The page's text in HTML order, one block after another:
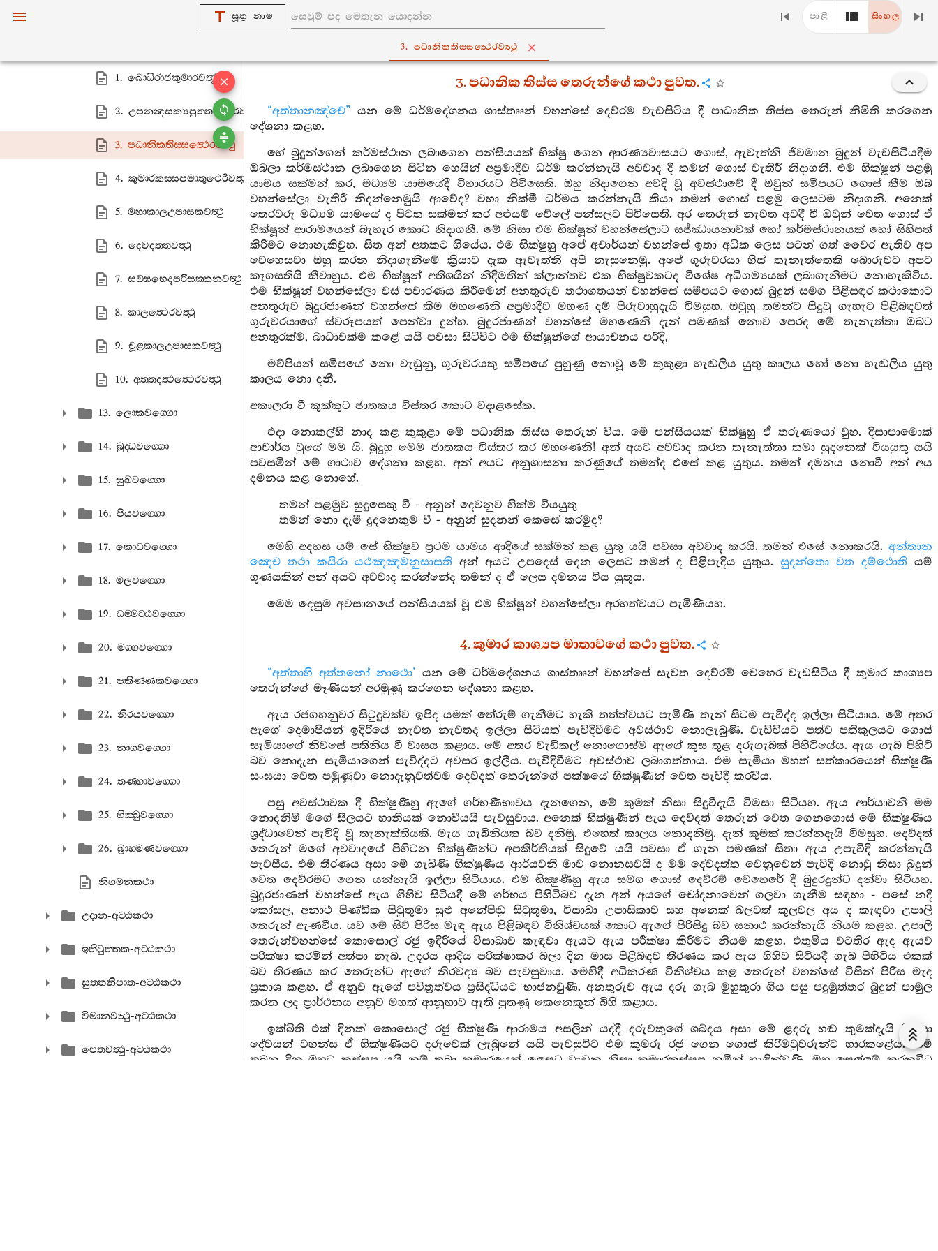
සූත්‍ර නාම පාළි සිංහල
3. පධානිකතිස‍්සත්‍ථෙරවත්‍ථු
1. බොධිරාජකුමාරවත්‍ථු
2. උපනන්‍දසක්‍යපුත‍්තත්‍ථෙරවත්‍ථු
3. පධානිකතිස‍්සත්‍ථෙරවත්‍ථු
4. කුමාරකස‍්සපමාතුථෙරීවත්‍ථු
5. මහාකාලඋපාසකවත්‍ථු
6. දෙවදත‍්තවත්‍ථු
7. සඞ‍්ඝභෙදපරිසක‍්කනවත්‍ථු
8. කාලත්‍ථෙරවත්‍ථු
9. චූළකාලඋපාසකවත්‍ථු
10. අත‍්තදත්‍ථත්‍ථෙරවත්‍ථු
13. ලොකවග‍්ගො
14. බුද‍්ධවග‍්ගො
15. සුඛවග‍්ගො
16. පියවග‍්ගො
17. කොධවග‍්ගො
18. මලවග‍්ගො
19. ධම‍්මට‍්ඨවග‍්ගො
20. මග‍්ගවග‍්ගො
21. පකිණ‍්ණකවග‍්ගො
22. නිරයවග‍්ගො
23. නාගවග‍්ගො
24. තණ‍්හාවග‍්ගො
25. භික‍්ඛුවග‍්ගො
26. බ්‍රාහ‍්මණවග‍්ගො
නිගමනකථා
උදාන-අට‍්ඨකථා
ඉතිවුත‍්තක-අට‍්ඨකථා
සුත‍්තනිපාත-අට‍්ඨකථා
විමානවත්‍ථු-අට‍්ඨකථා
පෙතවත්‍ථු-අට‍්ඨකථා
3. පධානික තිස්ස තෙරුන්ගේ කථා පුවත.
“අත්තානඤ්චෙ” යන මේ ධර්මදේශනය ශාස්තෲන් වහන්සේ දෙව්රම වැඩසිටිය දී පාධානික තිස්ස තෙරුන් නිමිති කරගෙන
දේශනා කළහ.
හේ බුදුන්ගෙන් කර්මස්ථාන ලබාගෙන පන්සියයක් භික්ෂු ගෙන ආරණ්‍යවාසයට ගොස්, ඇවැත්නි ජීවමාන බුදුන් වැඩසිටියදීම
ඔබලා කර්මස්ථාන ලබාගෙන සිටින හෙයින් අප්‍රමාදීව ධර්ම කරන්නැයි අවවාද දී තමන් ගොස් වැතිරී නිදාගනී. එම භික්ෂූන් පළමු
යාමය සක්මන් කර, මධ්‍යම යාමයේදී විහාරයට පිවිසෙති. ඔහු නිදාගෙන අවදි වූ අවස්ථාවේ දී ඔවුන් සමීපයට ගොස් කීම ඔබ
වහන්සේලා වැතිරී නිදන්නෙමුයි ආවේද? වහා නික්මී ධර්මය කරන්නැයි කියා තමන් ගොස් පළමු ලෙසටම නිදාගනී. අනෙක්
තෙරවරු මධ්‍යම යාමයේ ද පිටත සක්මන් කර අළුයම් වේලේ පන්සලට පිවිසෙති. අර තෙරුන් නැවත අවදී වී ඔවුන් වෙත ගොස් ඒ
භික්ෂූන් ආරාමයෙන් බැහැර කොට නිදාගනී. මේ නිසා එම භික්ෂූන් වහන්සේලාට සජ්‍ඣායනාවක් හෝ කර්මස්ථානයක් හෝ සිහිපත්
කිරිමට නොහැකිවුහ. සිත අන් අතකට ගියේය. එම භික්ෂුහු අපේ අචාර්යන් වහන්සේ ඉතා අධික ලෙස පටන් ගත් වෛර ඇතිව අප
වෙහෙසවා ඔහු කරන නිදාගැනීමේ ක්‍රියාව දැක ඇවැත්නි අපි නැසුනෙමු. අපේ ගුරුවරයා හිස් තැනැත්තෙකි බොරුවට අපට
කෑගසතියි කීවාහුය. එම භික්ෂූන් අතිශයින් නිදිමතින් ක්ලාන්තව එක භික්ෂුවකටද විශේෂ අධිගම්‍යයක් ලබාගැනීමට නොහැකිවිය.
එම භික්ෂූන් වහන්සේලා වස් පවාරණය කිරීමෙන් අනතුරුව තථාගතයන් වහන්සේ සමීපයට ගොස් බුදුන් සමග පිළිසඳර කථාකොට
අනතුරුව බුදුරජාණන් වහන්සේ කිම මහණෙනි අප්‍රමාදීව මහණ දම් පිරුවාහුදැයි විමසුහ. ඔවුහු තමන්ට සිදුවු ගැහැට පිළිබඳවත්
ගුරුවරයාගේ ස්වරූපයත් පෙන්වා දුන්හ. බුදුරජාණන් වහන්සේ මහණෙනි දැන් පමණක් නොව පෙරද මේ තැනැත්තා ඔබට
අනතුරක්ම, බාධාවක්ම කළේ යයි පවසා සිටිවිට එම භික්ෂූන්ගේ ආයාචනය පරිදි,
මව්පියන් සමීපයේ නො වැඩුනු, ගුරුවරයකු සමීපයේ පුහුණු නොවූ මේ කුකුළා හැඬලිය යුතු කාලය හෝ නො හැඬලිය යුතු
කාලය නො දනී.
අකාලරා වී කුක්කුට ජාතකය විස්තර කොට වදාළසේක.
එදා නොකල්හි නාද කළ කුකුළා මේ පධානික තිස්ස තෙරුන් විය. මේ පන්සියයක් භික්ෂුහු ඒ තරුණයෝ වුහ. දිසාපාමොක්
ආචාර්ය වුයේ මම යි. බුදුහු මෙම ජාතකය විස්තර කර මහණෙනි! අන් අයට අවවාද කරන තැනැත්තා තමා සුදනෙක් වියයුතු යයි
පවසමින් මේ ගාථාව දේශනා කළහ. අන් අයට අනුශාසනා කරණුයේ තමන්ද එසේ කළ යුතුය. තමන් දමනය නොවී අන් අය
දමනය කළ නොහේ.
තමන් පළමුව සුදුසෙකු වී - අනුන් දෙවනුව හික්ම වියයුතු
තමන් නො දැමී දුදනෙකුම වී - අනුන් සුදනන් කෙසේ කරමුද?
මෙහි අදහස යම් සේ භික්ෂුව ප්‍රථම යාමය ආදියේ සක්මන් කළ යුතු යයි පවසා අවවාද කරයි. තමන් එසේ නොකරයි. අන්තාන
ඤෙච තථා කයිරා යථඤඤමනුසාසති අන් අයට උපදෙස් දෙන ලෙසට තමන් ද පිළිපැදිය යුතුය.සුදන්තො වත දම්ථොති යම්
ගුණයකින් අන් අයට අවවාද කරන්නේද තමන් ද ඒ ලෙස දමනය විය යුතුය.
මෙම දෙසුම අවසානයේ පන්සියයක් වූ එම භික්ෂූන් වහන්සේලා අරහත්වයට පැමිණියහ.
4. කුමාර කාශ්‍යප මාතාවගේ කථා පුවත.
“අත්තාහි අත්තනෝ නාථො’ යන මේ ධර්මදේශනය ශාස්තෲන් වහන්සේ සැවත දෙව්රම් වෙහෙර වැඩසිටිය දී කුමාර කාශ්‍යප
තෙරුන්ගේ මෑණියන් අරමුණු කරගෙන දේශනා කළහ.
ඇය රජගහනුවර සිටුදුවක්ව ඉපිද යමක් තේරුම් ගැනීමට හැකි තත්ත්වයට පැමිණි තැන් සිටම පැවිද්ද ඉල්ලා සිටියාය. මේ අතර
ඇගේ දෙමාපියන් ඉදිරියේ නැවත නැවතද ඉල්ලා සිටියත් පැවිදිවීමට අවස්ථාව නොලැබුණි. වැඩිවියට පත්ව පතිකුලයට ගොස්
සැමියාගේ නිවසේ පතිනිය වී වාසය කළාය. මේ අතර වැඩිකල් නොගොස්ම ඇගේ කුස තුළ දරුගැබක් පිහිටියේය. ඇය ගැබ පිහිටි
බව නොදැන සැමියාගෙන් පැවිද්දට අවසර ඉල්ලීය. පැවිදිවීමට අවස්ථාව ලබාගත්තාය. එම සැමියා මහත් සත්කාරයෙන් භික්ෂුණී
සංඝයා වෙත පමුණුවා නොදැනුවත්වම දෙව්දත් තෙරුන්ගේ පක්ෂයේ භික්ෂුණීන් වෙත පැවිදී කරවීය.
පසු අවස්ථාවක දී භික්ෂුණීහු ඇගේ ගර්භණීභාවය දැනගෙන, මේ කුමක් නිසා සිදුවීදැයි විමසා සිටියහ. ඇය ආර්යාවනි මම
නොදනිමි මගේ සීලයට හානියක් නොවීයයි පැවසුවාය. අනෙක් භික්ෂුණීන් ඇය දෙව්දත් තෙරුන් වෙත ගෙනගොස් මේ භික්ෂුණිය
ශ්‍රද්ධාවෙන් පැවිදි වූ තැනැත්තියකි. මැය ගැබිනියක බව දනිමු. එහෙත් කාලය නොදනිමු. දැන් කුමක් කරන්නදැයි විමසුහ. දෙව්දත්
තෙරුන් මගේ අවවාදයේ පිහිටන භික්ෂුණීන්ට අපකීර්තියක් සිදුවේ යයි පවසා ඒ ගැන පමණක් සිතා ඇය උපැවිදි කරන්නැයි
පැවසීය. එම තීරණය අසා මේ ගැබිණි භික්ෂුණීය ආර්යවනි මාව නොනසවයි ද මම දේවදත්ත වෙනුවෙන් පැවිදි නොවු නිසා බුදුන්
වෙත දෙව්රමට ගෙන යන්නැයි ඉල්ලා සිටියාය. එම භික්‍ෂුණීහු ඇය සමග ගොස් දෙව්රම් වෙහෙරේ දී බුදුරදුන්ට දන්වා සිටියහ.
බුදුරජාණන් වහන්සේ ඇය ගිහිව සිටියදී මේ ගර්භය පිහිටිබව දැන අන් අයගේ චෝදනාවෙන් ගලවා ගැනීම සඳහා - පසේ නදී
කෝසල, අනාථ පිණ්ඩික සිටුතුමා සුළු අනේපිඬු සිටුතුමා, විසාඛා උපාසිකාව සහ අනෙක් බලවත් කුලවල අය ද කැඳවා උපාලි
තෙරුන් ඇණවීය. යව මේ සිව් පිරිස මැඳ ඇය පිළිබඳව විනිශ්චයක් කොට ඇගේ පිරිසිදු බව සනාථ කරන්නැයි නියම කළහ. උපාලි
තෙරුන්වහන්සේ කොසොල් රජු ඉදිරියේ විසාඛාව කැඳවා ඇයට ඇය පරීක්ෂා කිරීමට නියම කළහ. එතුමිය වටතිර ඇද ඇයව
පරික්ෂා කරමින් අත්පා නැබ. උදරය ආදිය පරික්ෂාකර බලා දින මාස පිළිබඳව තීරණය කර ඇය ගිහිව සිටියදී ගැබ පිහිටිය එකක්
බව තිරණය කර තෙරුන්ට ඇගේ නිරවද්‍ය බව පැවසුවාය. මෙහිදී අධිකරණ විනිශ්චය කළ තෙරුන් වහන්සේ විසින් පිරිස මැද
ප්‍රකාශ කළහ. ඒ අනුව ඇගේ පවිත්‍රත්වය ප්‍රසිද්ධියට භාජනවුණි. අනතුරුව ඇය දරු ගැබ මුහුකුරා ගිය පසු පදුමුත්තර බුදුන් පාමුල
කරන ලද ප්‍රාර්ථනය අනුව මහත් ආනුභාව ඇති පුතණු කෙනෙකුන් බිහි කළාය.
ඉක්බිති එක් දිනක් කොසොල් රජු භික්ෂුණි ආරාමය අසලින් යද්දී දරුවකුගේ ශබ්දය අසා මේ ළදරු හඬ කුමක්දැයි විමසා
දේවයන් වහන්ස ඒ භික්ෂුණියට දරුවෙක් ලැබුනේ යයි පැවසුවිට එම කුමරු රජු ගෙන ගොස් කිරිමවුවරුන්ට භාරකළේය. නම්
තබන දින ඔහුට කස්සප යයි නම් තබා කුමාරයෙක් ලෙසට වැඩුන නිසා කුමාරකස්සප නමින් හැඳින්වුණි. ඔහු සෙල්ලම් කරනවිට